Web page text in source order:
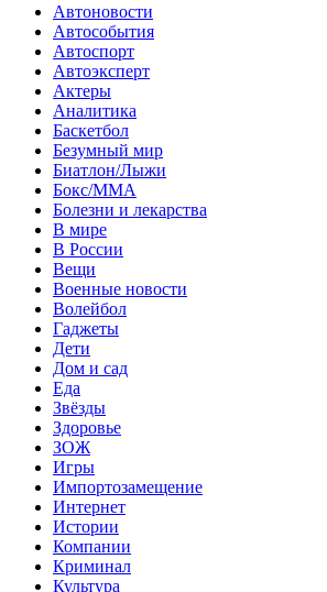
Автоновости
Автособытия
Автоспорт
Автоэксперт
Актеры
Аналитика
Баскетбол
Безумный мир
Биатлон/Лыжи
Бокс/MMA
Болезни и лекарства
В мире
В России
Вещи
Военные новости
Волейбол
Гаджеты
Дети
Дом и сад
Еда
Звёзды
Здоровье
ЗОЖ
Игры
Импортозамещение
Интернет
Истории
Компании
Криминал
Культура